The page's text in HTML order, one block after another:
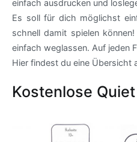
einfach ausdrucken und
Es soll für dich möglichst
schnell damit spielen
einfach weglassen. Auf jeden
Hier findest du eine Übersicht
Kostenlose